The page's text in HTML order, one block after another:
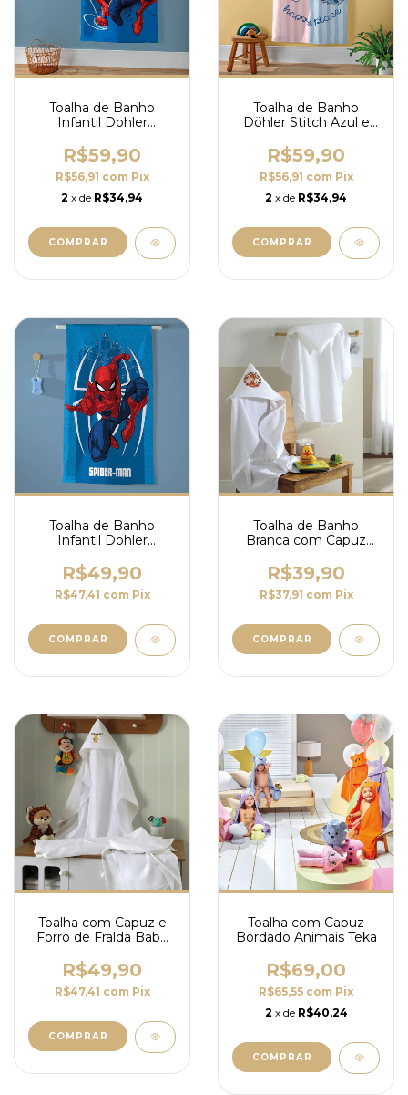
Toalha de Banho
Infantil Dohler
R$59,90
R$56,91 com Pix
2 x de R$34,94
Toalha de Banho
Döhler Stitch Azul e
R$59,90
R$56,91 com Pix
2 x de R$34,94
Toalha de Banho
Infantil Dohler
70x115cm
R$49,90
R$47,41 com Pix
COMPRAR
Toalha de Banho
Branca com Capuz
R$39,90
R$37,91 com Pix
Toalha com Capuz e
Forro de Fralda Baby
R$49,90
R$47,41 com Pix
COMPRAR
Toalha com Capuz
Bordado Animais Teka
R$69,00
R$65,55 com Pix
2 x de R$40,24
COMPRAR